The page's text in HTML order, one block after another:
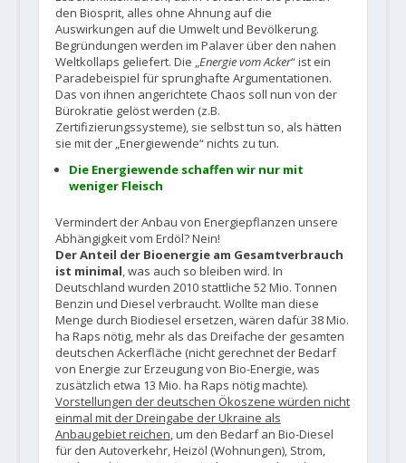
den Biosprit, alles ohne Ahnung auf die
Auswirkungen auf die Umwelt und Bevölkerung.
Begründungen werden im Palaver über den nahen
Weltkollaps geliefert. Die „Energie vom Acker“ ist ein
Paradebeispiel für sprunghafte Argumentationen.
Das von ihnen angerichtete Chaos soll nun von der
Bürokratie gelöst werden (z.B.
Zertifizierungssysteme), sie selbst tun so, als hätten
sie mit der „Energiewende“ nichts zu tun.
Die Energiewende schaffen wir nur mit
weniger Fleisch
Vermindert der Anbau von Energiepflanzen unsere
Abhängigkeit vom Erdöl? Nein!
Der Anteil der Bioenergie am Gesamtverbrauch
ist minimal, was auch so bleiben wird. In
Deutschland wurden 2010 stattliche 52 Mio. Tonnen
Benzin und Diesel verbraucht. Wollte man diese
Menge durch Biodiesel ersetzen, wären dafür 38 Mio.
ha Raps nötig, mehr als das Dreifache der gesamten
deutschen Ackerfläche (nicht gerechnet der Bedarf
von Energie zur Erzeugung von Bio-Energie, was
zusätzlich etwa 13 Mio. ha Raps nötig machte).
Vorstellungen der deutschen Ökoszene würden nicht
einmal mit der Dreingabe der Ukraine als
Anbaugebiet reichen, um den Bedarf an Bio-Diesel
für den Autoverkehr, Heizöl (Wohnungen), Strom,